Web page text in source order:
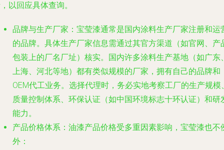
以回应具体查询。
品牌与生产厂家 ：宝莹漆通常是国内涂料生产厂家注册和运
的品牌。具体生产厂家信息需通过其官方渠道（如官网、产
包装上的厂名厂址）核实。国内许多涂料生产基地（如广东
上海、河北等地）都有类似规模的厂家，拥有自己的品牌和
OEM代工业务。选择代理时，务必实地考察工厂的生产规模
质量控制体系、环保认证（如中国环境标志十环认证）和研
能力。
产品价格体系 ：油漆产品价格受多重因素影响，宝莹漆也不
外：